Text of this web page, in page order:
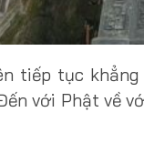
tiếp tục
với Phật về